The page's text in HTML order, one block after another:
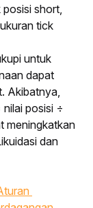
short,
tick
untuk
dapat
Akibatnya,
posisi ÷
meningkatkan
dan